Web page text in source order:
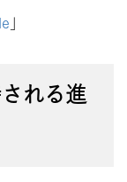
れる進